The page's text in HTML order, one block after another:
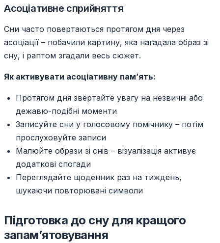
Асоціативне сприйняття
Сни часто повертаються протягом дня через
асоціації – побачили картину, яка нагадала образ зі
сну, і раптом згадали весь сюжет.
Як активувати асоціативну пам’ять:
Протягом дня звертайте увагу на незвичні або
дежавю-подібні моменти
Записуйте сни у голосовому помічнику – потім
прослуховуйте записи
Малюйте образи зі снів – візуалізація активує
додаткові спогади
Переглядайте щоденник раз на тиждень,
шукаючи повторювані символи
Підготовка до сну для кращого
запам’ятовування